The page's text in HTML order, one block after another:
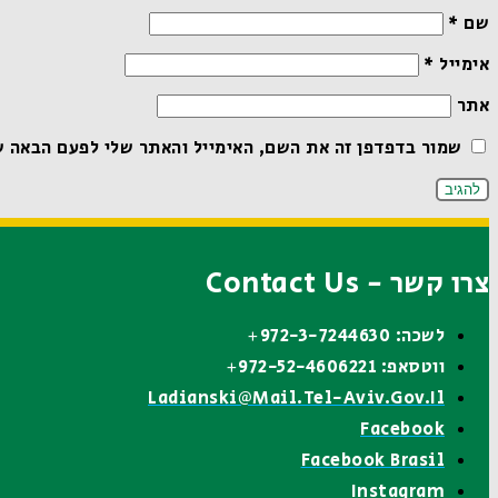
שם *
אימייל *
אתר
שמור בדפדפן זה את השם, האימייל והאתר שלי לפעם הבאה
צרו קשר - Contact Us
לשכה: 972-3-7244630+
ווטסאפ: 972-52-4606221+
Ladianski@mail.tel-Aviv.gov.il
Facebook
Facebook Brasil
Instagram